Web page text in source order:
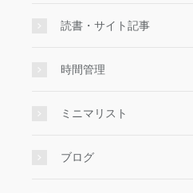
読書・サイト記事
時間管理
ミニマリスト
ブログ